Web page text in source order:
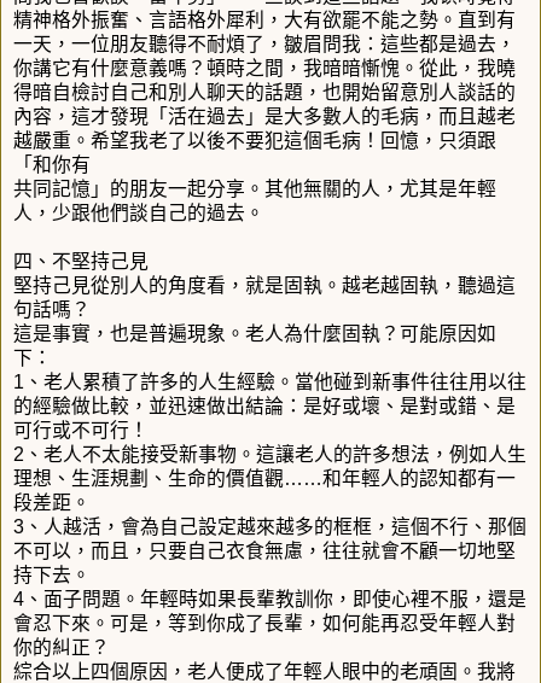
精神格外振奮、言語格外犀利，大有欲罷不能之勢。直到有
一天，一位朋友聽得不耐煩了，皺眉問我：這些都是過去，
你講它有什麼意義嗎？頓時之間，我暗暗慚愧。從此，我曉
得暗自檢討自己和別人聊天的話題，也開始留意別人談話的
內容，這才發現「活在過去」是大多數人的毛病，而且越老
越嚴重。希望我老了以後不要犯這個毛病！回憶，只須跟
「和你有
共同記憶」的朋友一起分享。其他無關的人，尤其是年輕
人，少跟他們談自己的過去。
四、不堅持己見
堅持己見從別人的角度看，就是固執。越老越固執，聽過這
句話嗎？
這是事實，也是普遍現象。老人為什麼固執？可能原因如
下：
1、老人累積了許多的人生經驗。當他碰到新事件往往用以往
的經驗做比較，並迅速做出結論：是好或壞、是對或錯、是
可行或不可行！
2、老人不太能接受新事物。這讓老人的許多想法，例如人生
理想、生涯規劃、生命的價值觀……和年輕人的認知都有一
段差距。
3、人越活，會為自己設定越來越多的框框，這個不行、那個
不可以，而且，只要自己衣食無慮，往往就會不顧一切地堅
持下去。
4、面子問題。年輕時如果長輩教訓你，即使心裡不服，還是
會忍下來。可是，等到你成了長輩，如何能再忍受年輕人對
你的糾正？
綜合以上四個原因，老人便成了年輕人眼中的老頑固。我將